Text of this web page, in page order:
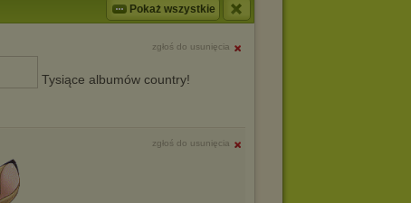
Pokaż wszystkie
zgłoś do usunięcia
Tysiące albumów country!
zgłoś do usunięcia